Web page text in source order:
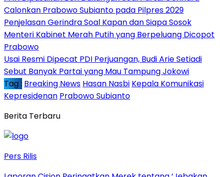
Calonkan Prabowo Subianto pada Pilpres 2029
Penjelasan Gerindra Soal Kapan dan Siapa Sosok
Menteri Kabinet Merah Putih yang Berpeluang Dicopot
Prabowo
Usai Resmi Dipecat PDI Perjuangan, Budi Arie Setiadi
Sebut Banyak Partai yang Mau Tampung Jokowi
Tag : Breaking News Hasan Nasbi Kepala Komunikasi
Kepresidenan Prabowo Subianto
Berita Terbaru
Pers Rilis